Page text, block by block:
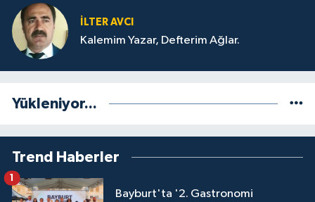
İLTER AVCI
Kalemim Yazar, Defterim Ağlar.
Yükleniyor...
Trend Haberler
Bayburt'ta '2. Gastronomi
1